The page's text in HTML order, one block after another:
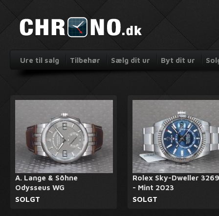
Ure til salg Tilbehør Sælg dit ur Byt dit ur
A. Lange & Söhne
Odysseus WG
SOLGT
Rolex Sky-Dweller
- Mint 2023
SOLGT